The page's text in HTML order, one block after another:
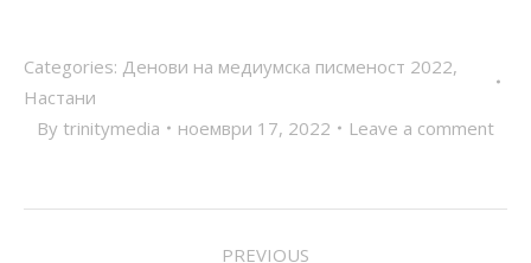
Categories: Денови на медиумска писменост 2022,
Настани
By trinitymedia ноември 17, 2022 Leave a comment
PREVIOUS